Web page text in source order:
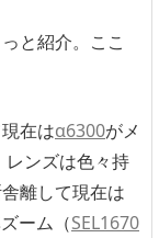
と紹介。ここ
在はα6300がメ
レンズは色々持
離して現在は
ーム（SEL1670